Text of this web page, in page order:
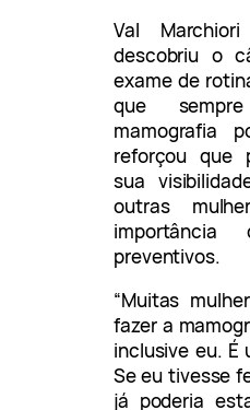
Val
descobriu o
exame de
que
mamografia
reforçou que
sua
outras
importância
preventivos.
“Muitas
fazer a
inclusive eu. É
Se eu tivesse
já poderia